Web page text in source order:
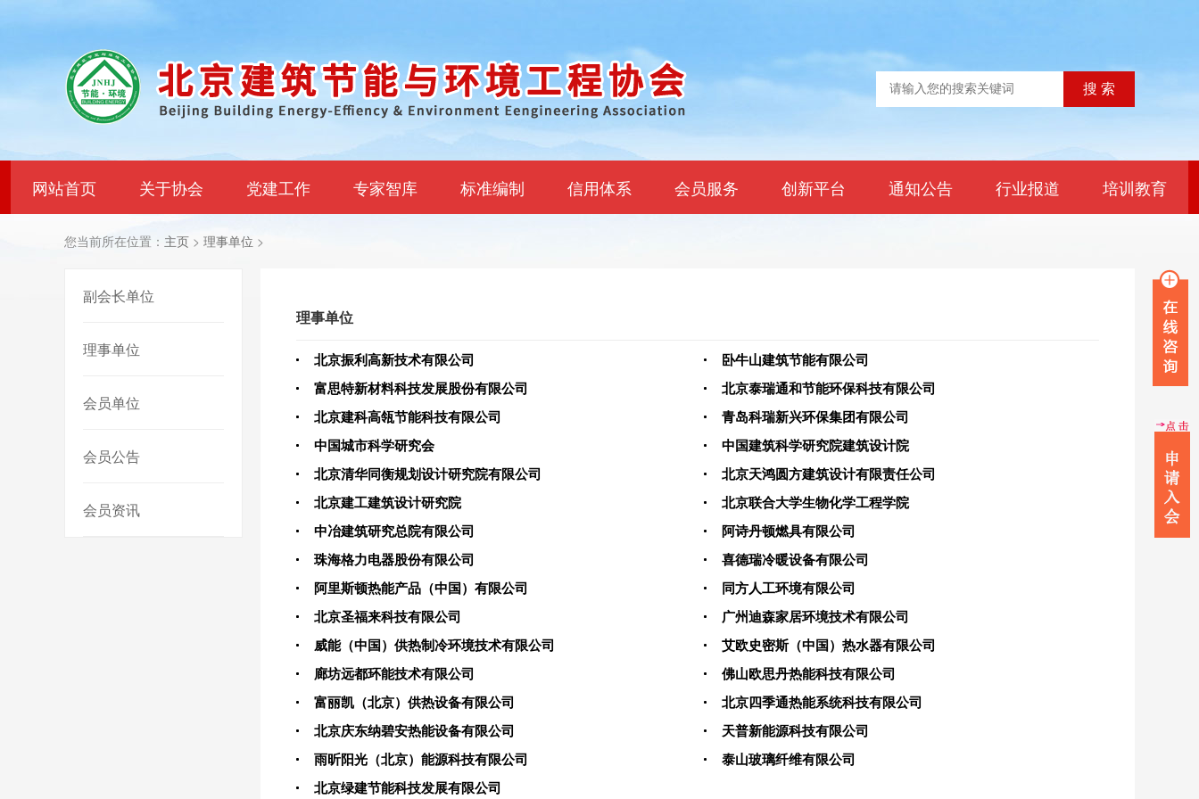
网站首页 关于协会 党建工作 专家智库 标准编制 信用体系 会员服务 创新平台 通知公告 行业报道 培训教育
您当前所在位置： 主页 > 理事单位 >
副会长单位
理事单位
会员单位
会员公告
会员资讯
理事单位
北京振利高新技术有限公司
卧牛山建筑节能有限公司
富思特新材料科技发展股份有限公司
北京泰瑞通和节能环保科技有限公司
北京建科高瓴节能科技有限公司
青岛科瑞新兴环保集团有限公司
中国城市科学研究会
中国建筑科学研究院建筑设计院
北京清华同衡规划设计研究院有限公司
北京天鸿圆方建筑设计有限责任公司
北京建工建筑设计研究院
北京联合大学生物化学工程学院
中冶建筑研究总院有限公司
阿诗丹顿燃具有限公司
珠海格力电器股份有限公司
喜德瑞冷暖设备有限公司
阿里斯顿热能产品（中国）有限公司
同方人工环境有限公司
北京圣福来科技有限公司
广州迪森家居环境技术有限公司
威能（中国）供热制冷环境技术有限公司
艾欧史密斯（中国）热水器有限公司
廊坊远都环能技术有限公司
佛山欧思丹热能科技有限公司
富丽凯（北京）供热设备有限公司
北京四季通热能系统科技有限公司
北京庆东纳碧安热能设备有限公司
天普新能源科技有限公司
雨昕阳光（北京）能源科技有限公司
泰山玻璃纤维有限公司
北京绿建节能科技发展有限公司